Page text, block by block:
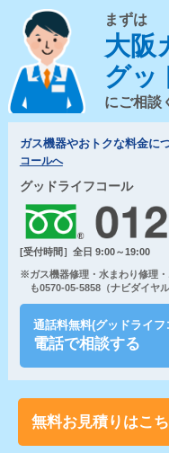
まずは
大阪
グッ
にご相談
ガス機器やおトクな料金に
コールへ
グッドライフコール
[受付時間］全日 9:00～19:00
※ガス機器修理・水まわり修理
も0570-05-5858（ナビダイヤ
通話料無料(グッドライフ
電話で相談する
無料お見積りはこ